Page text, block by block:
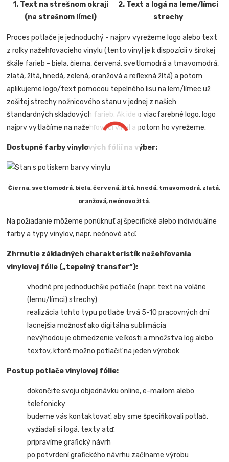
1. Text na strešnom okraji
(na strešnom límci)
2. Text a logá na leme/límci
strechy
Proces potlače je jednoduchý - najprv vyrežeme logo alebo text
z rolky nažehľovacieho vinylu (tento vinyl je k dispozícii v širokej
škále farieb - biela, čierna, červená, svetlomodrá a tmavomodrá,
zlatá, žltá, hnedá, zelená, oranžová a reflexná žltá) a potom
aplikujeme logo/text pomocou tepelného lisu na lem/límec už
zošitej strechy nožnicového stanu v jednej z našich
štandardných skladových farieb. Ak ide o viacfarebné logo, logo
najprv vytlačíme na nažehľovací vinyl a potom ho vyrežeme.
Dostupné farby vinylových fólií na výber:
Čierna, svetlomodrá, biela, červená, žltá, hnedá, tmavomodrá, zlatá,
oranžová, neónovo žltá.
Na požiadanie môžeme ponúknuť aj špecifické alebo individuálne
farby a typy vinylov, napr. neónové atď.
Zhrnutie základných charakteristík nažehľovania
vinylovej fólie („tepelný transfer“):
vhodné pre jednoduchšie potlače (napr. text na voláne
(lemu/límci) strechy)
realizácia tohto typu potlače trvá 5-10 pracovných dní
lacnejšia možnosť ako digitálna sublimácia
nevýhodou je obmedzenie veľkosti a množstva log alebo
textov, ktoré možno potlačiť na jeden výrobok
Postup potlače vinylovej fólie:
dokončite svoju objednávku online, e-mailom alebo
telefonicky
budeme vás kontaktovať, aby sme špecifikovali potlač,
vyžiadali si logá, texty atď.
pripravíme grafický návrh
po potvrdení grafického návrhu začíname výrobu